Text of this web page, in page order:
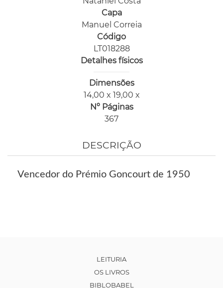
Capa
Manuel Correia
Código
LT018288
Detalhes físicos
Dimensões
14,00 x 19,00 x
Nº Páginas
367
DESCRIÇÃO
Vencedor do Prémio Goncourt de 1950
LEITURIA
OS LIVROS
BIBLOBABEL